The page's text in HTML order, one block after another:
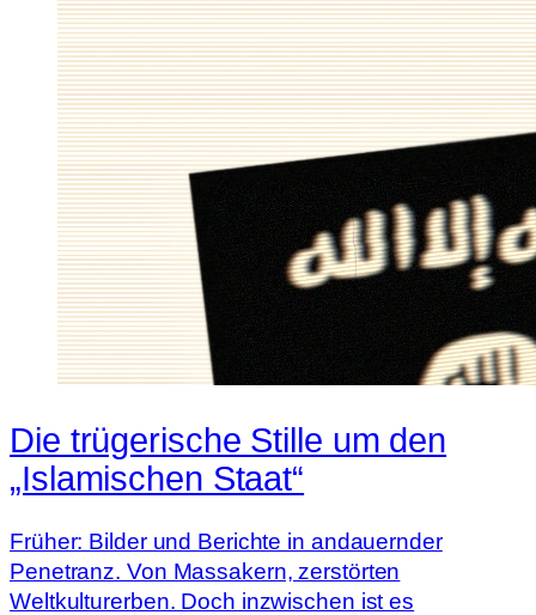
Die trügerische Stille um den
„Islamischen Staat“
Früher: Bilder und Berichte in andauernder
Penetranz. Von Massakern, zerstörten
Weltkulturerben. Doch inzwischen ist es